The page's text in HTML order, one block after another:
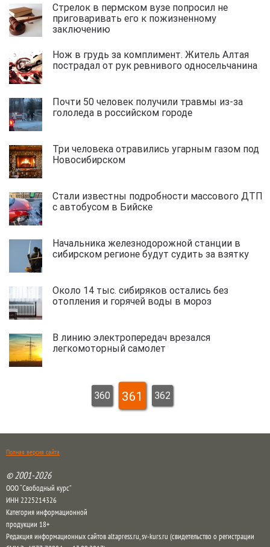
Стрелок в пермском вузе попросил не
приговаривать его к пожизненному
заключению
Нож в грудь за комплимент. Житель Алтая
пострадал от рук ревнивого односельчанина
Почти 50 человек получили травмы из-за
гололеда в российском городе
Три человека отравились угарным газом под
Новосибирском
Стали известны подробности массового ДТП
с автобусом в Бийске
Начальника железнодорожной станции в
сибирском регионе будут судить за взятку
Около 14 тыс. сибиряков остались без
отопления и горячей воды в мороз
В линию электропередач врезался
легкомоторный самолет
360 361 362
Полная версия сайта
© 2001-2026
ООО “Свободный курс”
ИНН 2225214326
Категория информационной
продукции 18+
Редакция информационных сайтов altapress.ru, sv-kurs.ru (свидетельство о регистрации